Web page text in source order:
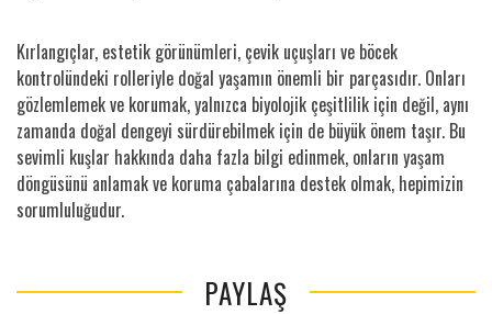
Kırlangıçlar, estetik görünümleri, çevik uçuşları ve böcek
kontrolündeki rolleriyle doğal yaşamın önemli bir parçasıdır. Onları
gözlemlemek ve korumak, yalnızca biyolojik çeşitlilik için değil, aynı
zamanda doğal dengeyi sürdürebilmek için de büyük önem taşır. Bu
sevimli kuşlar hakkında daha fazla bilgi edinmek, onların yaşam
döngüsünü anlamak ve koruma çabalarına destek olmak, hepimizin
sorumluluğudur.
PAYLAŞ